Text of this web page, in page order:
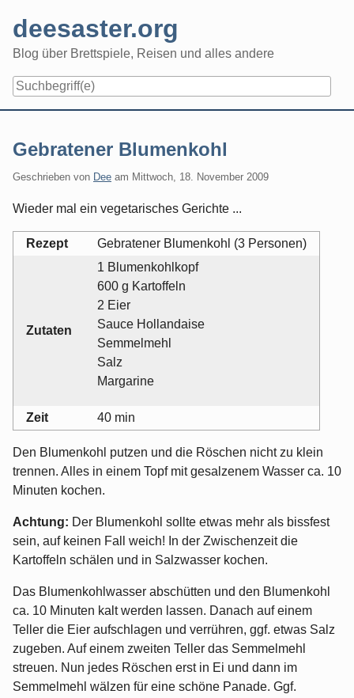
content
deesaster.org
Blog über Brettspiele, Reisen und alles andere
Gebratener Blumenkohl
Geschrieben von Dee am Mittwoch, 18. November 2009
Wieder mal ein vegetarisches Gerichte ...
Rezept Gebratener Blumenkohl (3 Personen)
Zutaten
1 Blumenkohlkopf
600 g Kartoffeln
2 Eier
Sauce Hollandaise
Semmelmehl
Salz
Margarine
Zeit 40 min
Den Blumenkohl putzen und die Röschen nicht zu klein
trennen. Alles in einem Topf mit gesalzenem Wasser ca. 10
Minuten kochen.
Achtung: Der Blumenkohl sollte etwas mehr als bissfest
sein, auf keinen Fall weich! In der Zwischenzeit die
Kartoffeln schälen und in Salzwasser kochen.
Das Blumenkohlwasser abschütten und den Blumenkohl
ca. 10 Minuten kalt werden lassen. Danach auf einem
Teller die Eier aufschlagen und verrühren, ggf. etwas Salz
zugeben. Auf einem zweiten Teller das Semmelmehl
streuen. Nun jedes Röschen erst in Ei und dann im
Semmelmehl wälzen für eine schöne Panade. Ggf.